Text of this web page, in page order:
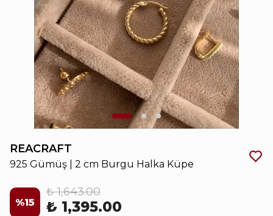
REACRAFT
925 Gümüş | 2 cm Burgu Halka Küpe
%15
₺ 1,643.00
₺ 1,395.00